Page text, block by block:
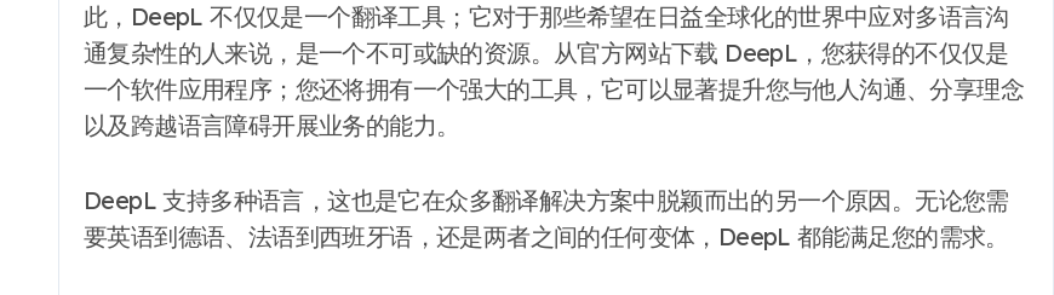
此，DeepL 不仅仅是一个翻译工具；它对于那些希望在日益全球化的世界中应对多语言沟
通复杂性的人来说，是一个不可或缺的资源。从官方网站下载 DeepL，您获得的不仅仅是
一个软件应用程序；您还将拥有一个强大的工具，它可以显著提升您与他人沟通、分享理念
以及跨越语言障碍开展业务的能力。
DeepL 支持多种语言，这也是它在众多翻译解决方案中脱颖而出的另一个原因。无论您需
要英语到德语、法语到西班牙语，还是两者之间的任何变体，DeepL 都能满足您的需求。